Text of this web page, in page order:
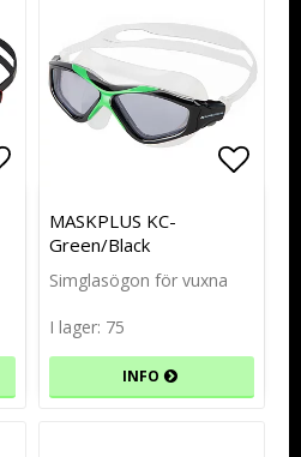
Lägg till i favoritlistan
Lägg till i favoritlistan
MASKPLUS KC-
Green/Black
Simglasögon för vuxna
I lager: 75
INFO